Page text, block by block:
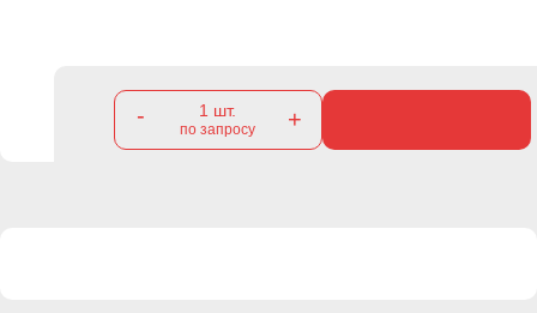
- 1 шт.
по запросу +